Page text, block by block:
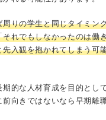
りの学生と同じタイミン
れでもしなかったのは働
入観を抱かれてしまう可
期的な人材育成を目的とし
前向きではないなら早期離